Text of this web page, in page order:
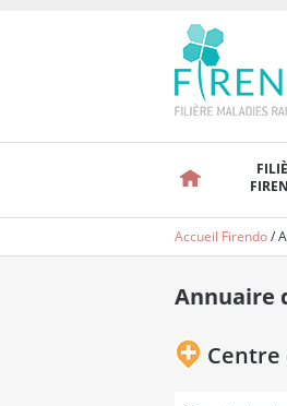
Accueil Firendo/
Annuaire
Centre